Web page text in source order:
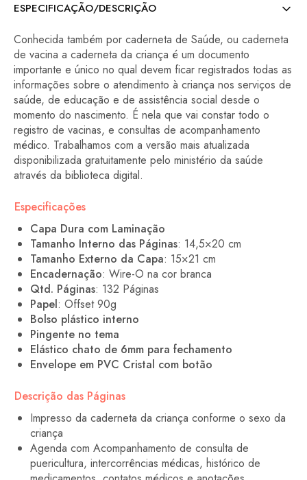
ESPECIFICAÇÃO/DESCRIÇÃO
Conhecida também por caderneta de Saúde, ou caderneta
de vacina a caderneta da criança é um documento
importante e único no qual devem ficar registrados todas as
informações sobre o atendimento à criança nos serviços de
saúde, de educação e de assistência social desde o
momento do nascimento. É nela que vai constar todo o
registro de vacinas, e consultas de acompanhamento
médico. Trabalhamos com a versão mais atualizada
disponibilizada gratuitamente pelo ministério da saúde
através da biblioteca digital.
Especificações
Capa Dura com Laminação
Tamanho Interno das Páginas: 14,5×20 cm
Tamanho Externo da Capa: 15×21 cm
Encadernação: Wire-O na cor branca
Qtd. Páginas: 132 Páginas
Papel: Offset 90g
Bolso plástico interno
Pingente no tema
Elástico chato de 6mm para fechamento
Envelope em PVC Cristal com botão
Descrição das Páginas
Impresso da caderneta da criança conforme o sexo da
criança
Agenda com Acompanhamento de consulta de
puericultura, intercorrências médicas, histórico de